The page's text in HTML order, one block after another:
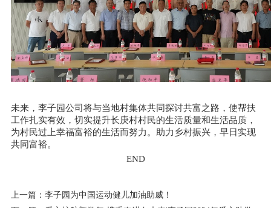
未来，李子园公司将与当地村集体共同探讨共富之路，使帮扶
工作扎实有效，切实提升长庚村村民的生活质量和生活品质，
为村民过上幸福富裕的生活而努力。助力乡村振兴，早日实现
共同富裕。
END
上一篇： 李子园为中国运动健儿加油助威！